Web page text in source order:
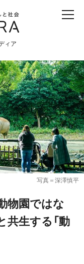
ィア
震災
写真＝深澤慎平
物園ではな
生する「動